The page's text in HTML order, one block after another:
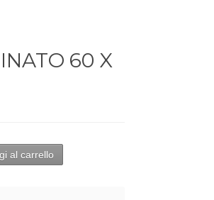
60 X
al carrello